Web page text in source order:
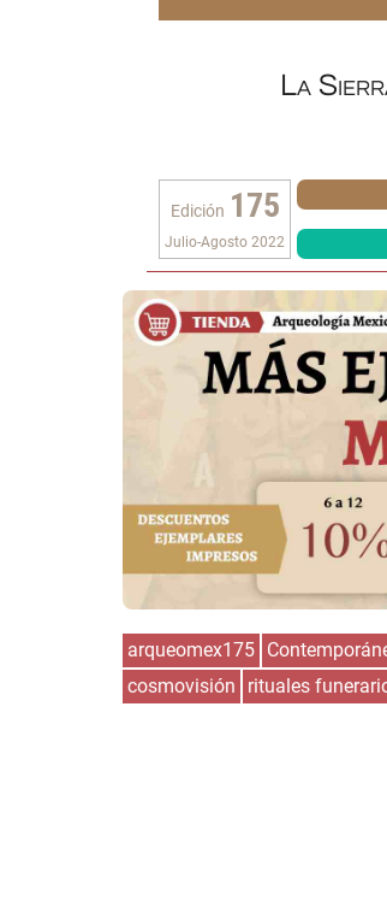
La
Edición 175
Julio-Agosto 2022
arqueomex175
cosmovisión
rituales